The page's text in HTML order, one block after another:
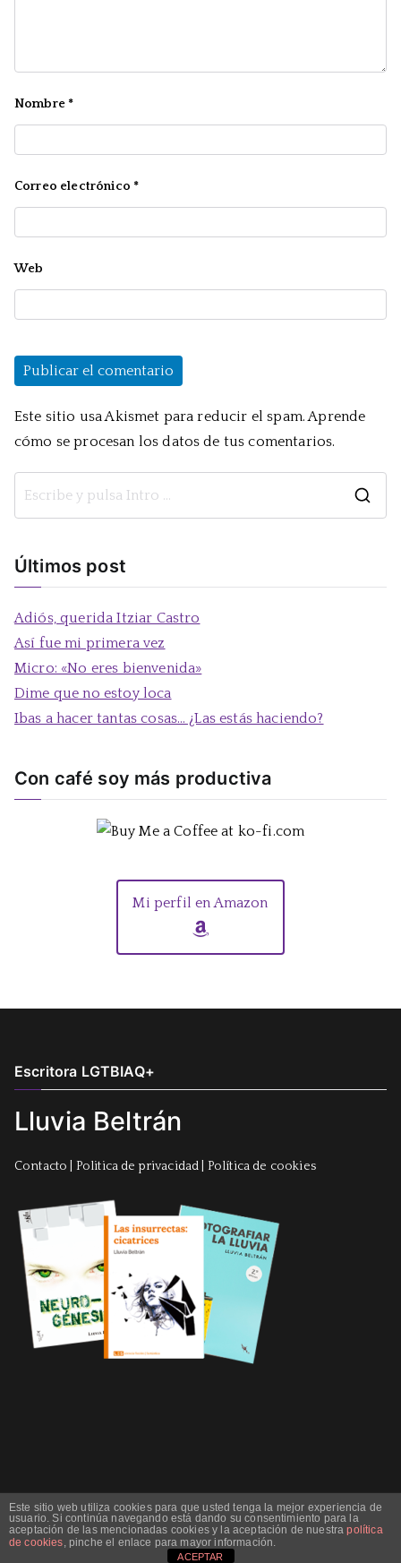
Nombre *
Correo electrónico *
Web
Este sitio usa Akismet para reducir el spam.Aprende
cómo se procesan los datos de tus comentarios.
Últimos post
Adiós, querida Itziar Castro
Así fue mi primera vez
Micro: «No eres bienvenida»
Dime que no estoy loca
Ibas a hacer tantas cosas… ¿Las estás haciendo?
Con café soy más productiva
Mi perfil en Amazon
Escritora LGTBIAQ+
Lluvia Beltrán
Contacto Politica de privacidad Política de cookies
Copyright © 2023 Lluvia Beltrán. Theme:Zakra By ThemeGrill.
Este sitio web utiliza cookies para que usted tenga la mejor experiencia de
usuario. Si continúa navegando está dando su consentimiento para la
aceptación de las mencionadas cookies y la aceptación de nuestrapolítica
de cookies, pinche el enlace para mayor información.
ACEPTAR